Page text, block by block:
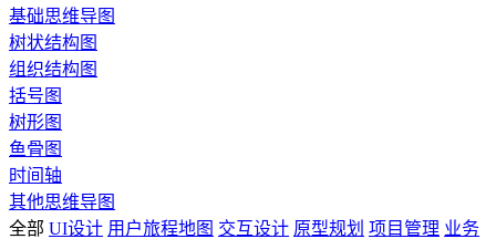
基础思维导图
树状结构图
组织结构图
括号图
树形图
鱼骨图
时间轴
其他思维导图
全部 UI设计 用户旅程地图 交互设计 原型规划 项目管理 业务